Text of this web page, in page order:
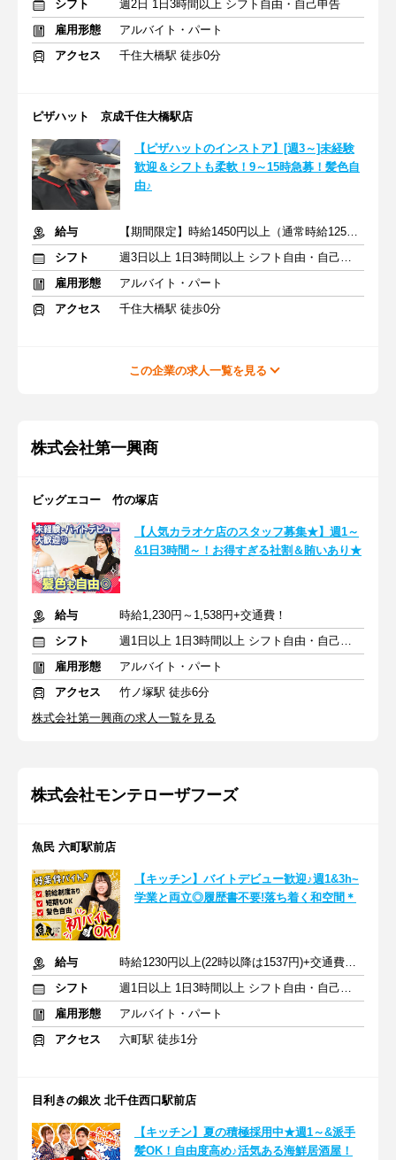
シフト
週2日 1日3時間以上 シフト自由・自己申告
雇用形態
アルバイト・パート
アクセス
千住大橋駅 徒歩0分
ピザハット 京成千住大橋駅店
【ピザハットのインストア】[週3～]未経験
歓迎＆シフトも柔軟！9～15時急募！髪色自
由♪
給与
【期間限定】時給1450円以上（通常時給1250円以上）
シフト
週3日以上 1日3時間以上 シフト自由・自己申告
雇用形態
アルバイト・パート
アクセス
千住大橋駅 徒歩0分
この企業の求人一覧を見る
株式会社第一興商
ビッグエコー 竹の塚店
【人気カラオケ店のスタッフ募集★】週1～
&1日3時間～！お得すぎる社割＆賄いあり★
給与
時給1,230円～1,538円+交通費！
シフト
週1日以上 1日3時間以上 シフト自由・自己申告
雇用形態
アルバイト・パート
アクセス
竹ノ塚駅 徒歩6分
株式会社第一興商の求人一覧を見る
株式会社モンテローザフーズ
魚民 六町駅前店
【キッチン】バイトデビュー歓迎♪週1&3h~
学業と両立◎履歴書不要!落ち着く和空間＊
給与
時給1230円以上(22時以降は1537円)+交通費規定内支給
シフト
週1日以上 1日3時間以上 シフト自由・自己申告
雇用形態
アルバイト・パート
アクセス
六町駅 徒歩1分
目利きの銀次 北千住西口駅前店
【キッチン】夏の積極採用中★週1～&派手
髪OK！自由度高め♪活気ある海鮮居酒屋！